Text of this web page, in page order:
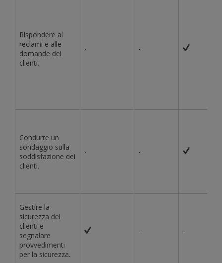
Rispondere ai
reclami e alle
domande dei
clienti.
- -
Condurre un
sondaggio sulla
soddisfazione dei
clienti.
- -
Gestire la
sicurezza dei
clienti e
segnalare
provvedimenti
per la sicurezza.
- -